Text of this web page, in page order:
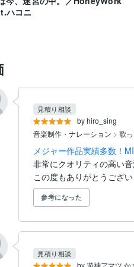
ハコニ
by hiro_sing
見積り相談
音楽制作・ナレーション > 歌
メジャー作品実績多数！
非常にクオリティの高い
この度もありがとうござい
参考になった
見積り相談